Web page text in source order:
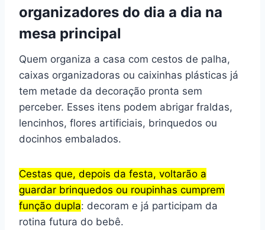
organizadores do dia a dia na
mesa principal
Quem organiza a casa com cestos de palha,
caixas organizadoras ou caixinhas plásticas já
tem metade da decoração pronta sem
perceber. Esses itens podem abrigar fraldas,
lencinhos, flores artificiais, brinquedos ou
docinhos embalados.
Cestas que, depois da festa, voltarão a
guardar brinquedos ou roupinhas cumprem
função dupla: decoram e já participam da
rotina futura do bebê.